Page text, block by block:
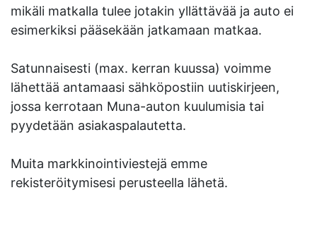
mikäli matkalla tulee jotakin yllättävää ja auto ei
esimerkiksi pääsekään jatkamaan matkaa.
Satunnaisesti (max. kerran kuussa) voimme
lähettää antamaasi sähköpostiin uutiskirjeen,
jossa kerrotaan Muna-auton kuulumisia tai
pyydetään asiakaspalautetta.
Muita markkinointiviestejä emme
rekisteröitymisesi perusteella lähetä.